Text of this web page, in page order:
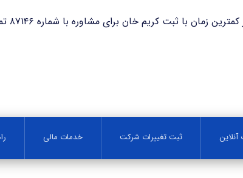
کریم خان برای مشاوره با شماره ۸۷۱۴۶ تماس حاصل فرمایید.
ثبت تغییرات شرکت خدمات مالی